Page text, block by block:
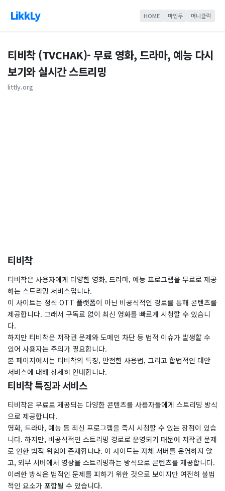
LikkLy HOME 마인두 머니클릭
티비착 (TVCHAK)- 무료 영화, 드라마, 예능 다시
보기와 실시간 스트리밍
littly.org
티비착
티비착은 사용자에게 다양한 영화, 드라마, 예능 프로그램을 무료로 제공
하는 스트리밍 서비스입니다.
이 사이트는 정식 OTT 플랫폼이 아닌 비공식적인 경로를 통해 콘텐츠를
제공합니다. 그래서 구독료 없이 최신 영화를 빠르게 시청할 수 있습니
다.
하지만 티비착은 저작권 문제와 도메인 차단 등 법적 이슈가 발생할 수
있어 사용자는 주의가 필요합니다.
본 페이지에서는 티비착의 특징, 안전한 사용법, 그리고 합법적인 대안
서비스에 대해 상세히 안내합니다.
티비착 특징과 서비스
티비착은 무료로 제공되는 다양한 콘텐츠를 사용자들에게 스트리밍 방식
으로 제공합니다.
영화, 드라마, 예능 등 최신 프로그램을 즉시 시청할 수 있는 장점이 있습
니다. 하지만, 비공식적인 스트리밍 경로로 운영되기 때문에 저작권 문제
로 인한 법적 위험이 존재합니다. 이 사이트는 자체 서버를 운영하지 않
고, 외부 서버에서 영상을 스트리밍하는 방식으로 콘텐츠를 제공합니다.
이러한 방식은 법적인 문제를 피하기 위한 것으로 보이지만 여전히 불법
적인 요소가 포함될 수 있습니다.